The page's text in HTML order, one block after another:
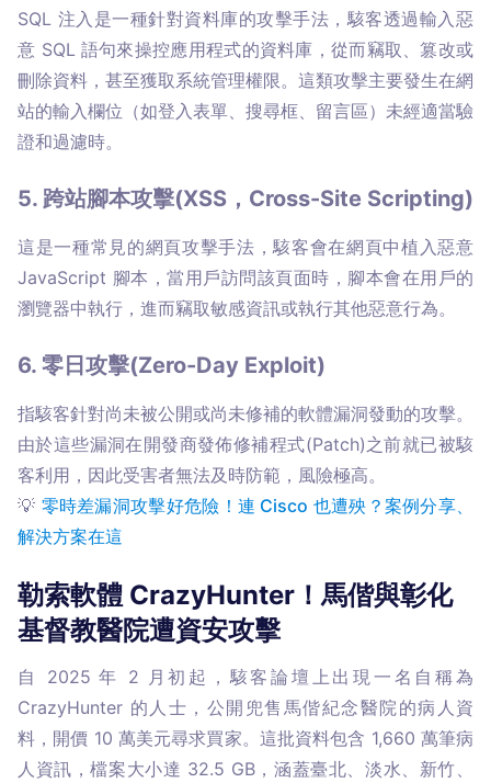
SQL 注入是一種針對資料庫的攻擊手法，駭客透過輸入惡
意 SQL 語句來操控應用程式的資料庫，從而竊取、篡改或
刪除資料，甚至獲取系統管理權限。這類攻擊主要發生在網
站的輸入欄位（如登入表單、搜尋框、留言區）未經適當驗
證和過濾時。
5. 跨站腳本攻擊(XSS，Cross-Site Scripting)
這是一種常見的網頁攻擊手法，駭客會在網頁中植入惡意
JavaScript 腳本，當用戶訪問該頁面時，腳本會在用戶的
瀏覽器中執行，進而竊取敏感資訊或執行其他惡意行為。
6. 零日攻擊(Zero-Day Exploit)
指駭客針對尚未被公開或尚未修補的軟體漏洞發動的攻擊。
由於這些漏洞在開發商發佈修補程式(Patch)之前就已被駭
客利用，因此受害者無法及時防範，風險極高。
💡 零時差漏洞攻擊好危險！連 Cisco 也遭殃？案例分享、
勒索軟體 CrazyHunter！馬偕與彰化
基督教醫院遭資安攻擊
自 2025 年 2 月初起，駭客論壇上出現一名自稱為
CrazyHunter 的人士，公開兜售馬偕紀念醫院的病人資
料，開價 10 萬美元尋求買家。這批資料包含 1,660 萬筆病
人資訊，檔案大小達 32.5 GB，涵蓋臺北、淡水、新竹、